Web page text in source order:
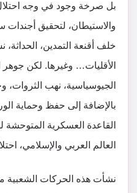
بل صرخة وجود في وجه
والاستيطان، لتحقيق أجندات
خلف أقنعة التمدين، الحداثة،
الأقليات… وغيرها. لكن جوهر
الجيوسياسية، نهب الثروات،
بالإضافة إلى حفظ وحماية
القاعدة العسكرية
العالم العربي والإسلامي،
نشأت هذه الحركات الشعبية